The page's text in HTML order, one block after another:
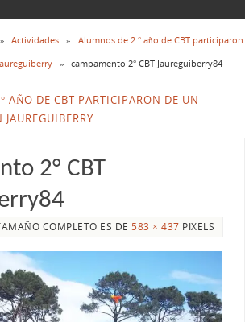
» Actividades »
Alumnos de 2 ° año de CBT participaron
» campamento 2° CBT Jaureguiberry84
AÑO DE CBT PARTICIPARON DE UN
2° CBT
COMPLETO ES DE583 × 437 PIXELS